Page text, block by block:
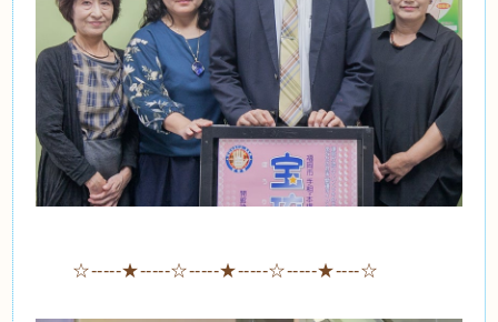
☆-----★-----☆-----★-----☆-----★----☆